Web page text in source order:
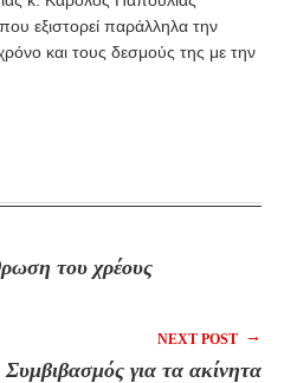
εξιστορεί παράλληλα την
και τους δεσμούς της με την
του χρέους
NEXT POST →
Συμβιβασμός για τα ακίνητα